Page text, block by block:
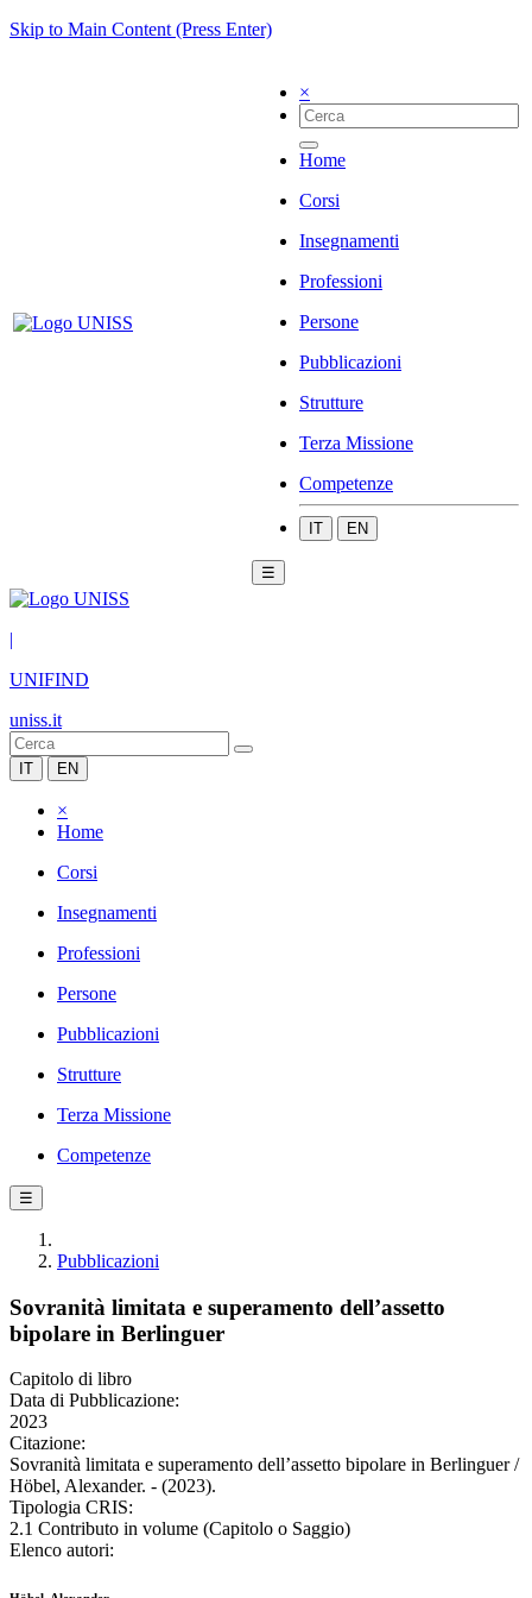
Skip to Main Content (Press Enter)
×
Home
Corsi
Insegnamenti
Professioni
Persone
Pubblicazioni
Strutture
Terza Missione
Competenze
IT EN
☰
|
UNIFIND
uniss.it
IT EN
×
Home
Corsi
Insegnamenti
Professioni
Persone
Pubblicazioni
Strutture
Terza Missione
Competenze
☰
Pubblicazioni
Sovranità limitata e superamento dell’assetto
bipolare in Berlinguer
Capitolo di libro
Data di Pubblicazione:
2023
Citazione:
Sovranità limitata e superamento dell’assetto bipolare in Berlinguer /
Höbel, Alexander. - (2023).
Tipologia CRIS:
2.1 Contributo in volume (Capitolo o Saggio)
Elenco autori: